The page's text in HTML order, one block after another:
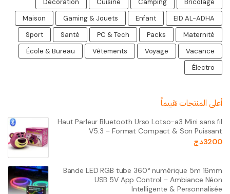
Bricolage
Camping
Cuisine
Décoration
EID AL-ADHA
Enfant
Gaming & Jouets
Maison
Maternité
Packs
PC & Tech
Santé
Sport
Vacance
Voyage
Vêtements
École & Bureau
Électro
أعلى المنتجات تقييماً
Haut Parleur Bluetooth Urso Lotso-a3 Mini sans fil
V5.3 – Format Compact & Son Puissant
3200د.ج
Bande LED RGB tube 360° numérique 5m 16mm
USB 5V App Control – Ambiance Néon
Intelligente & Personnalisée